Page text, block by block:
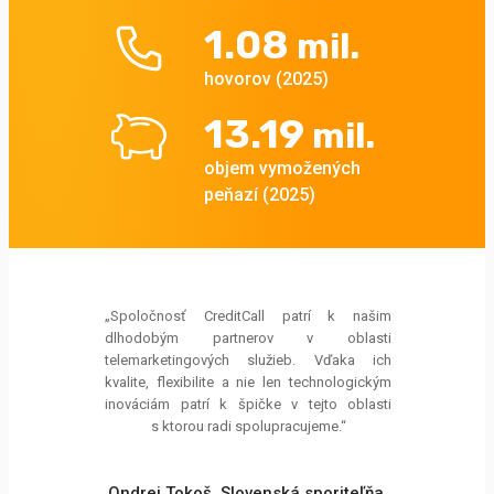
1.08 mil.
hovorov (2025)
13.19 mil.
objem vymožených
peňazí (2025)
„Spoločnosť CreditCall patrí k našim
dlhodobým partnerov v oblasti
telemarketingových služieb. Vďaka ich
kvalite, flexibilite a nie len technologickým
inováciám patrí k špičke v tejto oblasti
s ktorou radi spolupracujeme.“